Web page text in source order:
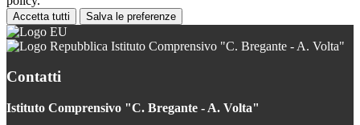
Accetta tutti Salva le preferenze
Istituto Comprensivo "C. Bregante - A. Volta"
Contatti
Istituto Comprensivo "C. Bregante - A. Volta"